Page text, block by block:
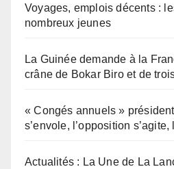
Voyages, emplois décents :
nombreux jeunes
La Guinée demande à la
crâne de Bokar Biro et de
« Congés annuels »
s’envole, l’opposition s’agite,
Actualités : La Une de La